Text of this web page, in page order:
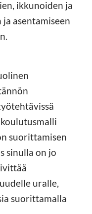
ikkunoiden ja
asentamiseen
suorittamisen
sinulla on jo
uralle,
suorittamalla